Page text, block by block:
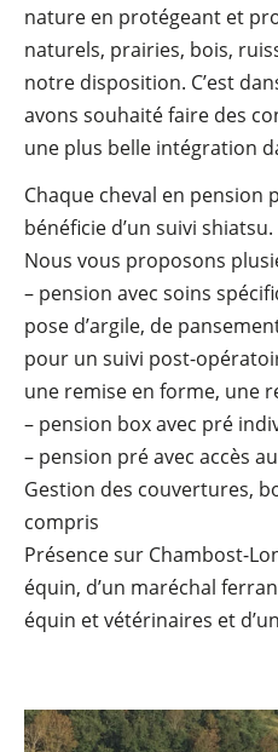
nature en protégeant et
naturels, prairies, bois,
notre disposition. C’est
avons souhaité faire des
une plus belle intégration
Chaque cheval en pension
bénéficie d’un suivi shiatsu.
Nous vous proposons
– pension avec soins
pose d’argile, de
pour un suivi post-
une remise en forme, une
– pension box avec pré
– pension pré avec accès
Gestion des couvertures,
compris
Présence sur Chambost-
équin, d’un maréchal
équin et vétérinaires et